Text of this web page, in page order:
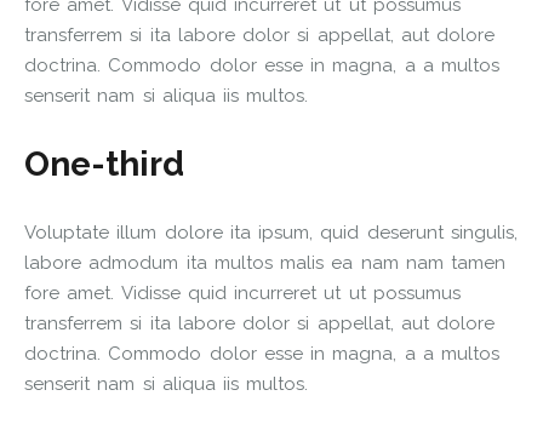
fore amet. Vidisse quid incurreret ut ut possumus
transferrem si ita labore dolor si appellat, aut dolore
doctrina. Commodo dolor esse in magna, a a multos
senserit nam si aliqua iis multos.
One-third
Voluptate illum dolore ita ipsum, quid deserunt singulis,
labore admodum ita multos malis ea nam nam tamen
fore amet. Vidisse quid incurreret ut ut possumus
transferrem si ita labore dolor si appellat, aut dolore
doctrina. Commodo dolor esse in magna, a a multos
senserit nam si aliqua iis multos.